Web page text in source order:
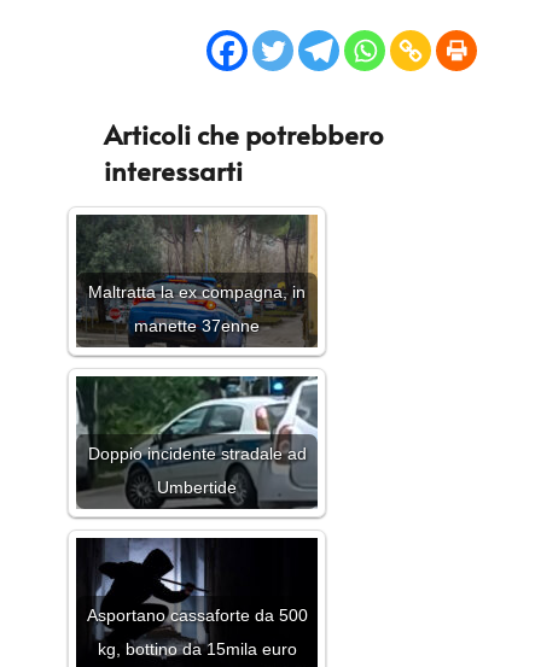
Articoli che potrebbero
interessarti
Maltratta la ex compagna, in
manette 37enne
Doppio incidente stradale ad
Umbertide
Asportano cassaforte da 500
kg, bottino da 15mila euro